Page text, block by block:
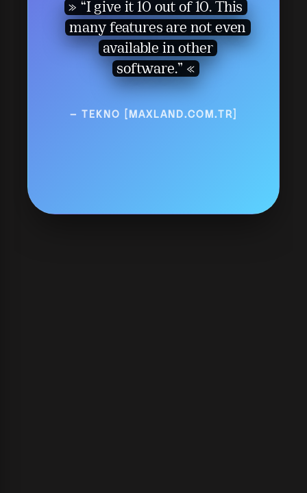
“I give it 10 out of 10. This
many features are not even
available in other
software.”
— TEKNO [MAXLAND.COM.TR]